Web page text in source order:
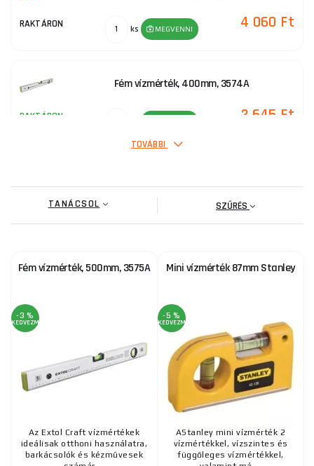
RAKTÁRON ks MEGVENNI 4 060 Ft
Fém vízmérték, 400mm, 3574A
RAKTÁRON 2 645 Ft
RAKTÁRON MEGVENNI 8 615 Ft
Professzionális vízmérték, 800mm
RAKTÁRON MEGVENNI
Fém vízmérték, 500mm, 3575A
RAKTÁRON MEGVENNI 3 040 Ft
SOLA - AZM 60 - 60cm-es profil vízmérték
TOVÁBBI
TANÁCSOL SZŰRÉS
Fém vízmérték, 500mm, 3575A
-3 %
KEDVEZMÉNY
Az Extol Craft vízmértékek
ideálisak otthoni használatra,
barkácsolók és kézművesek
Mini vízmérték 87mm Stanley
-5 %
KEDVEZMÉNY
AStanley mini vízmérték 2
vízmértékkel, vízszintes és
függőleges vízmértékkel,